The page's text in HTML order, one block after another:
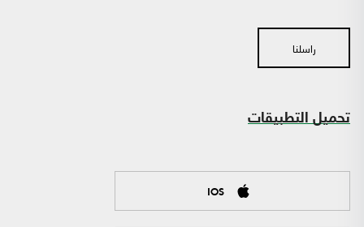
راسلنا
تحميل التطبيقات
IOS